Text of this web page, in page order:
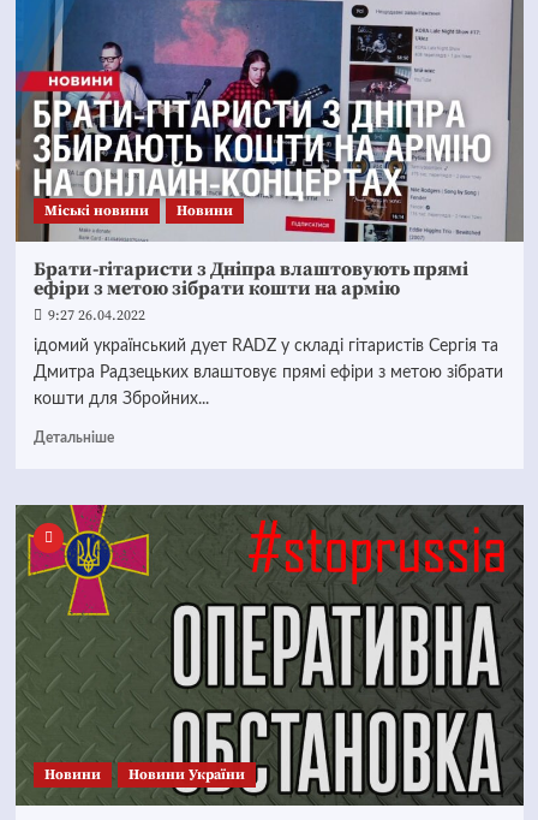
Mіські новини Новини
Брати-гітаристи з Дніпра влаштовують прямі
ефіри з метою зібрати кошти на армію
9:27 26.04.2022
ідомий український дует RADZ у складі гітаристів Сергія та
Дмитра Радзецьких влаштовує прямі ефіри з метою зібрати
кошти для Збройних...
Детальніше
Новини Новини України